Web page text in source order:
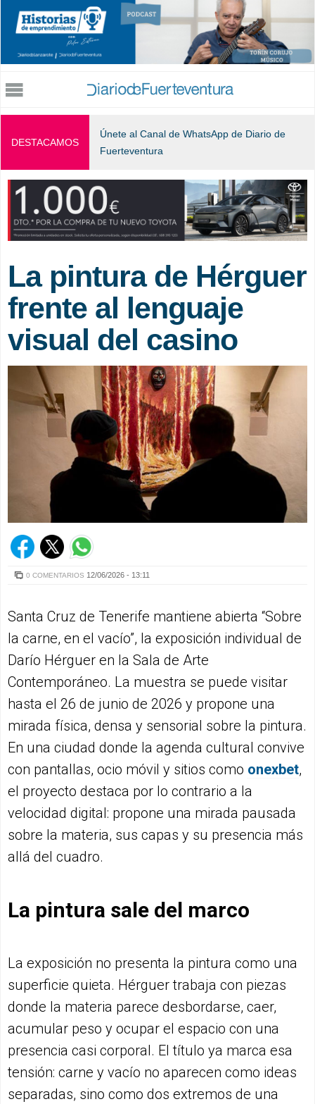
Jump to navigation
DESTACAMOS
Únete al Canal de WhatsApp de Diario de
Fuerteventura
La pintura de Hérguer
frente al lenguaje
visual del casino
0 COMENTARIOS 12/06/2026 - 13:11
Santa Cruz de Tenerife mantiene abierta “Sobre
la carne, en el vacío”, la exposición individual de
Darío Hérguer en la Sala de Arte
Contemporáneo. La muestra se puede visitar
hasta el 26 de junio de 2026 y propone una
mirada física, densa y sensorial sobre la pintura.
En una ciudad donde la agenda cultural convive
con pantallas, ocio móvil y sitios como onexbet,
el proyecto destaca por lo contrario a la
velocidad digital: propone una mirada pausada
sobre la materia, sus capas y su presencia más
allá del cuadro.
La pintura sale del marco
La exposición no presenta la pintura como una
superficie quieta. Hérguer trabaja con piezas
donde la materia parece desbordarse, caer,
acumular peso y ocupar el espacio con una
presencia casi corporal. El título ya marca esa
tensión: carne y vacío no aparecen como ideas
separadas, sino como dos extremos de una